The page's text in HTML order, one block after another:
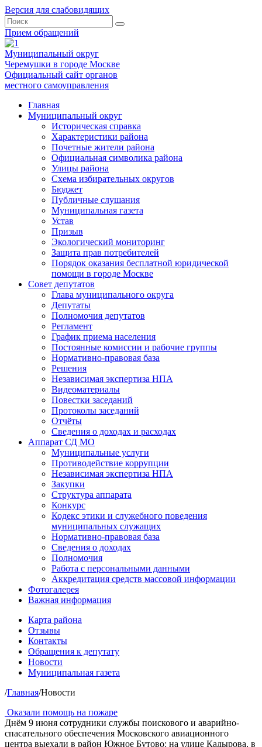
Версия для слабовидящих
Прием обращений
Муниципальный округ
Черемушки в городе Москве
Официальный сайт органов
местного самоуправления
Главная
Муниципальный округ
Историческая справка
Характеристики района
Почетные жители района
Официальная символика района
Улицы района
Схема избирательных округов
Бюджет
Публичные слушания
Муниципальная газета
Устав
Призыв
Экологический мониторинг
Защита прав потребителей
Порядок оказания бесплатной юридической
помощи в городе Москве
Совет депутатов
Глава муниципального округа
Депутаты
Полномочия депутатов
Регламент
График приема населения
Постоянные комиссии и рабочие группы
Нормативно-правовая база
Решения
Независимая экспертиза НПА
Видеоматериалы
Повестки заседаний
Протоколы заседаний
Отчёты
Сведения о доходах и расходах
Аппарат СД МО
Муниципальные услуги
Противодействие коррупции
Независимая экспертиза НПА
Закупки
Структура аппарата
Конкурс
Кодекс этики и служебного поведения
муниципальных служащих
Нормативно-правовая база
Сведения о доходах
Полномочия
Работа с персональными данными
Аккредитация средств массовой информации
Фотогалерея
Важная информация
Карта района
Отзывы
Контакты
Обращения к депутату
Новости
Муниципальная газета
/Главная/Новости
Оказали помощь на пожаре
Днём 9 июня сотрудники службы поискового и аварийно-
спасательного обеспечения Московского авиационного
центра выехали в район Южное Бутово: на улице Кадырова, в